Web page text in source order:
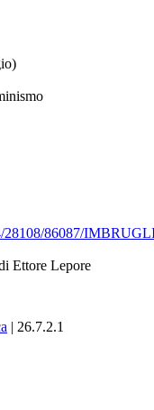
28108/86087/
Ettore Lepore
| 26.7.2.1